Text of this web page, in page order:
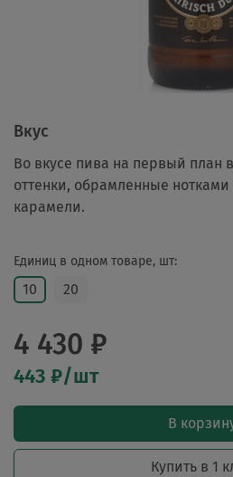
Единиц в одном товаре, шт:
10 20
4 430 ₽
443 ₽/шт
В
Купить в 1
Вкус
Во вкусе пива на первый план
оттенки, обрамленные
карамели.